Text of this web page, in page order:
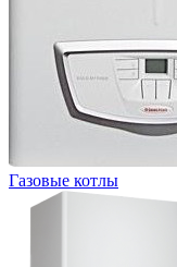
Газовые котлы